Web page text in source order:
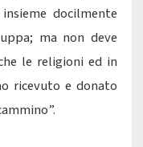
docilmente
ma non deve
le religioni ed in
ricevuto e donato